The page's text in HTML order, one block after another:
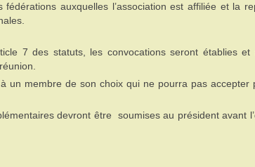
auxquelles l’association est affiliée et la
7 des statuts, les convocations seront établies et
un membre de son choix qui ne pourra pas accepter
devront être soumises au président avant